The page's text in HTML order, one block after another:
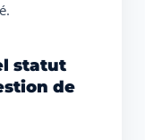
statut
de